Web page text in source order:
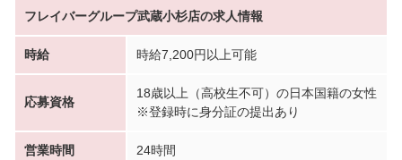
フレイバーグループ武蔵小杉店の求人情報
時給 時給7,200円以上可能
応募資格
18歳以上（高校生不可）の日本国籍の女性
※登録時に身分証の提出あり
営業時間 24時間